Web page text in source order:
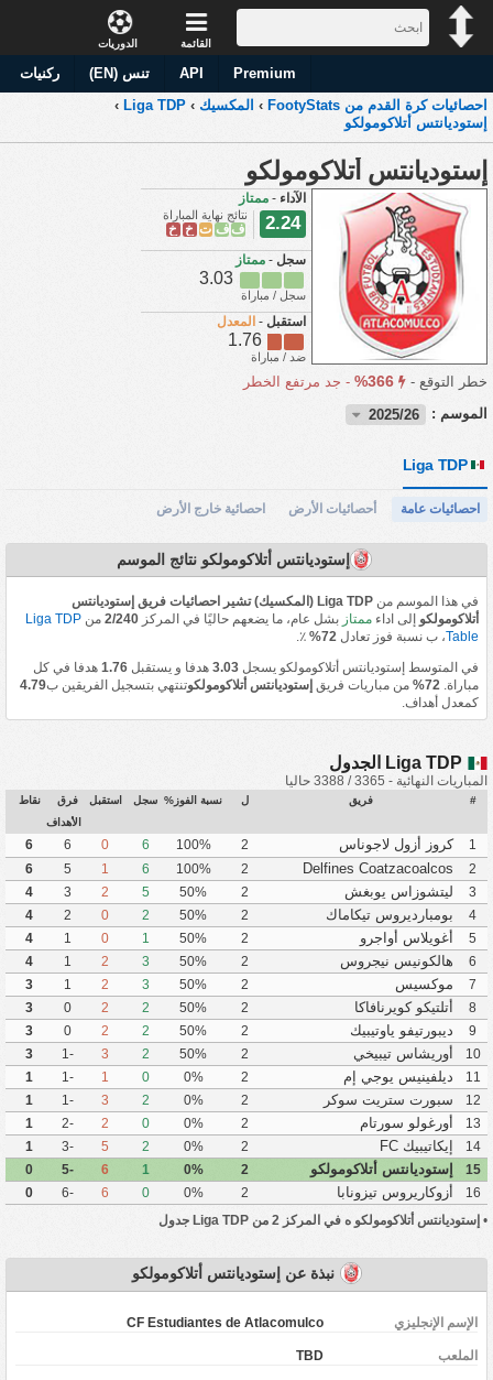
الدوريات القائمة
ركنيات تنس (EN) API
Premium
احصائيات كرة القدم من FootyStats
› المكسيك ›
Liga TDP
›
إستوديانتس أتلاكومولكو
إستوديانتس أتلاكومولكو
الآداء - ممتاز
2.24 نتائج نهاية المباراة
ف ف ت خ خ
سجل - ممتاز
3.03
سجل / مباراة
استقبل - المعدل
1.76
ضد / مباراة
خطر التوقع - 366%
- جد مرتفع الخطر
الموسم :
2025/26
Liga TDP
احصائيات عامة أحصائيات الأرض احصائية خارج الأرض
إستوديانتس أتلاكومولكو نتائج الموسم
في هذا الموسم من
Liga TDP (المكسيك) تشير احصائيات فريق إستوديانتس
أتلاكومولكو
إلى اداءممتاز بشل عام، ما يضعهم حاليًا في المركز2/240 منLiga TDP
Table، ب نسبة فوز تعادل 72% ٪.
في المتوسط إستوديانتس أتلاكومولكو يسجل3.03 هدفا و يستقبل1.76 هدفا في كل
مباراة. 72% من مباريات فريقإستوديانتس أتلاكومولكوتنتهي بتسجيل الفريقين ب4.79
كمعدل أهداف.
Liga TDP الجدول
المباريات النهائية - 3365 / 3388 حاليا
# فريق ل نسبة الفوز% سجل استقبل
فرق
الأهداف
نقاط
1 كروز أزول لاجوناس 2
100%
6
0
6
6
2
2
100%
6
1
5
6
3
ليتشوزاس يوبغش 2
50%
5
2
3
4
4
بومبارديروس تيكاماك 2
50%
2
0
2
4
5
أغويلاس أواجرو 2
50%
1
0
1
4
6
هالكونيس نيجروس 2
50%
3
2
1
4
7
موكسيس 2
50%
3
2
1
3
8
أتلتيكو كويرنافاكا 2
50%
2
2
0
3
9
ديبورتيفو ياوتيبيك 2
50%
2
2
0
3
10
أوريشاس تيبيخي 2
50%
2
3
-1
3
11
ديلفينيس يوجي إم 2
0%
0
1
-1
1
12
سبورت ستريت سوكر 2
0%
2
3
-1
1
13
أورغولو سورتام 2
0%
0
2
-2
1
14
إيكاتيبيك FC 2
0%
2
5
-3
1
15
إستوديانتس أتلاكومولكو 2
0%
1
6
-5
0
16
أزوكاريروس تيزونابا 2
0%
0
6
-6
0
• إستوديانتس أتلاكومولكو ه في المركز 2 من Liga TDP جدول
نبذة عن إستوديانتس أتلاكومولكو
الإسم الإنجليزي CF Estudiantes de Atlacomulco
الملعب TBD